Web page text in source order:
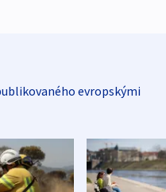
evropskými